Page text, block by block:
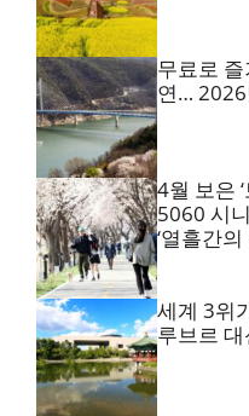
무료로 즐
연… 2026
4월 보은
5060 시
‘열흘간의
세계 3위
루브르